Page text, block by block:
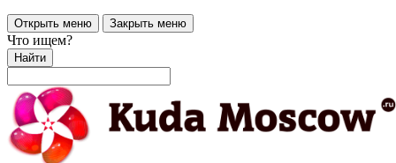
Открыть меню Закрыть меню
Что ищем?
Найти